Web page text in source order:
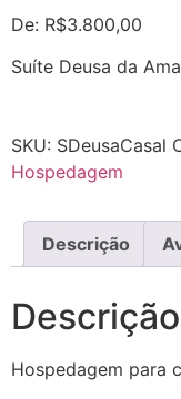
De: R$3.800,00
Suíte Deusa da
SKU: SDeusaCasal
Hospedagem
Descrição
Descrição
Hospedagem para